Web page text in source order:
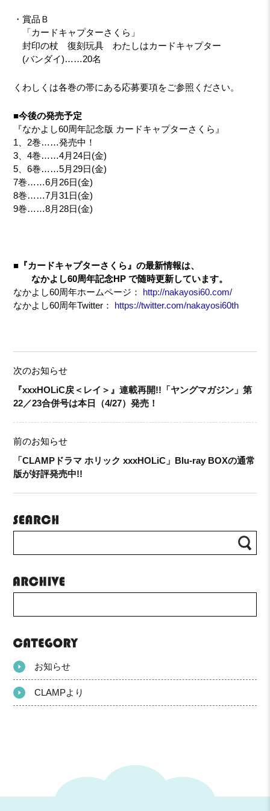
・賞品Ｂ
「カードキャプターさくら」
封印の杖 復刻玩具 わたしはカードキャプター
(バンダイ)……20名
くわしくは各巻の帯にある応募要項をご参照ください。
■今後の発売予定
『なかよし60周年記念版 カードキャプターさくら』
1、2巻……発売中！
3、4巻……4月24日(金)
5、6巻……5月29日(金)
7巻……6月26日(金)
8巻……7月31日(金)
9巻……8月28日(金)
■『カードキャプターさくら』の最新情報は、
なかよし60周年記念HP で随時更新しています。
なかよし60周年ホームページ： http://nakayosi60.com/
なかよし60周年Twitter： https://twitter.com/nakayosi60th
次のお知らせ
『xxxHOLiC戻＜レイ＞』連載再開!!「ヤングマガジン」第
22／23合併号は本日（4/27）発売！
前のお知らせ
「CLAMPドラマ ホリック xxxHOLiC」Blu-ray BOXの通常
版が好評発売中!!
お知らせ
CLAMPより